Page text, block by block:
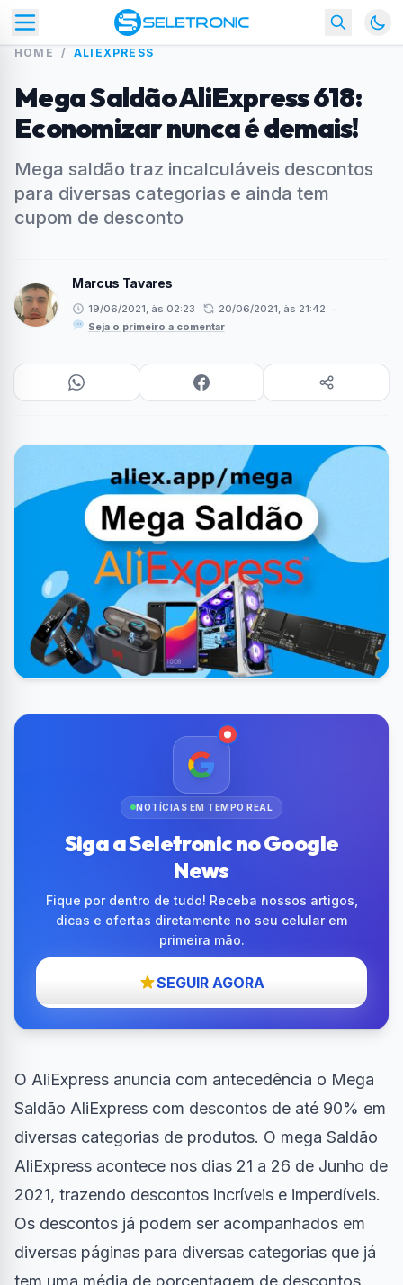
HOME / ALIEXPRESS
Mega Saldão AliExpress 618:
Economizar nunca é demais!
Mega saldão traz incalculáveis descontos
para diversas categorias e ainda tem
cupom de desconto
Marcus Tavares
19/06/2021, às 02:23 20/06/2021, às 21:42
·
Seja o primeiro a comentar
NOTÍCIAS EM TEMPO REAL
Siga a Seletronic no Google
News
Fique por dentro de tudo! Receba nossos artigos,
dicas e ofertas diretamente no seu celular em
primeira mão.
SEGUIR AGORA
O AliExpress anuncia com antecedência o Mega
Saldão AliExpress com descontos de até 90% em
diversas categorias de produtos. O mega Saldão
AliExpress acontece nos dias 21 a 26 de Junho de
2021, trazendo descontos incríveis e imperdíveis.
Os descontos já podem ser acompanhados em
diversas páginas para diversas categorias que já
tem uma média de porcentagem de descontos.